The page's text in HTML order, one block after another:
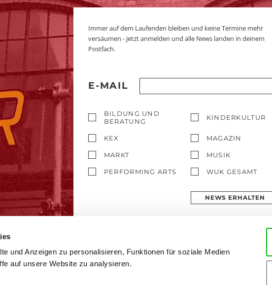
und Anzeigen zu personalisieren, Funktionen für soziale Medien
auf unsere Website zu analysieren.
Immer auf dem Laufenden bleiben und keine Termine mehr
versäumen - jetzt anmelden und alle News landen in deinem
Postfach.
E-MAIL
BILDUNG UND
BERATUNG
KINDERKULTUR
KEX MAGAZIN
MARKT MUSIK
PERFORMING ARTS WUK GESAMT
NEWS ERHALTEN